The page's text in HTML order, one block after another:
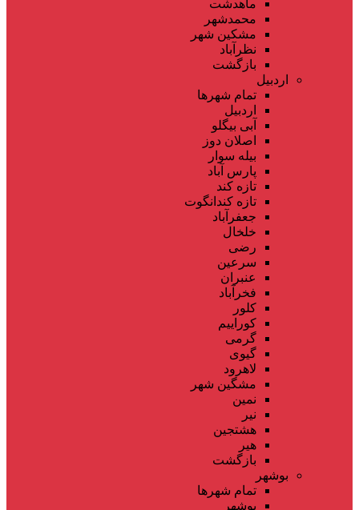
ماهدشت
محمدشهر
مشکین شهر
نظرآباد
بازگشت
اردبیل
تمام شهر‌ها
اردبیل
آبی بیگلو
اصلان دوز
بیله سوار
پارس آباد
تازه کند
تازه کندانگوت
جعفرآباد
خلخال
رضی
سرعین
عنبران
فخرآباد
کلور
کوراییم
گرمی
گیوی
لاهرود
مشگین شهر
نمین
نیر
هشتجین
هیر
بازگشت
بوشهر
تمام شهر‌ها
بوشهر